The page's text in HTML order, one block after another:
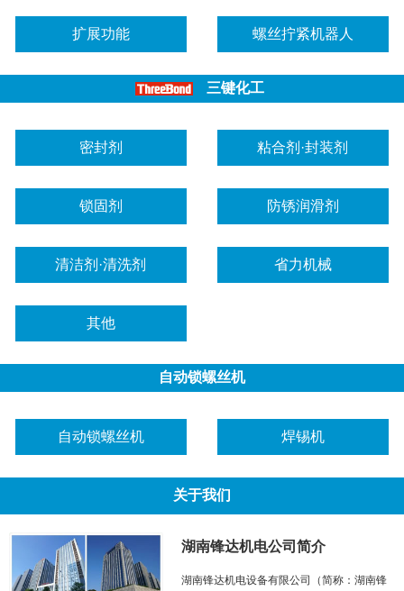
扩展功能 螺丝拧紧机器人
三键化工
密封剂 粘合剂·封装剂
锁固剂 防锈润滑剂
清洁剂·清洗剂 省力机械
其他
自动锁螺丝机
自动锁螺丝机 焊锡机
关于我们
湖南锋达机电公司简介
湖南锋达机电设备有限公司（简称：湖南锋